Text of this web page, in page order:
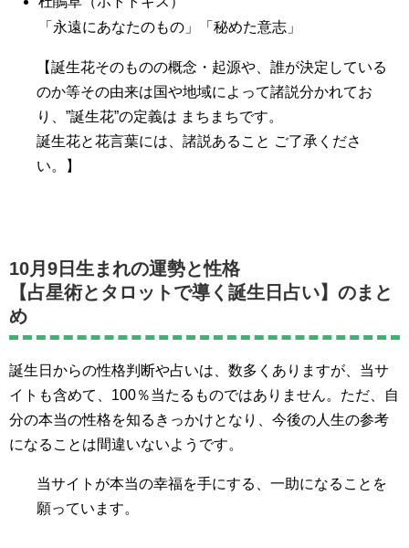
「永遠にあなたのもの」「秘めた意志」
【誕生花そのものの概念・起源や、誰が決定している
のか等その由来は国や地域によって諸説分かれてお
り、”誕生花”の定義は まちまちです。
誕生花と花言葉には、諸説あること ご了承くださ
い。】
10月9日生まれの運勢と性格
【占星術とタロットで導く誕生日占い】のまと
め
誕生日からの性格判断や占いは、数多くありますが、当サ
イトも含めて、100％当たるものではありません。ただ、自
分の本当の性格を知るきっかけとなり、今後の人生の参考
になることは間違いないようです。
当サイトが本当の幸福を手にする、一助になることを
願っています。